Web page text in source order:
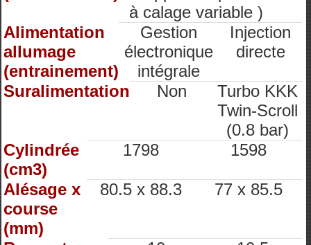
à calage variable )
Alimentation
allumage
(entrainement)
Gestion
électronique
intégrale
Injection
directe
Suralimentation Non
Turbo KKK
Twin-Scroll
(0.8 bar)
Cylindrée
(cm3)
1798 1598
Alésage x
course
(mm)
80.5 x 88.3 77 x 85.5